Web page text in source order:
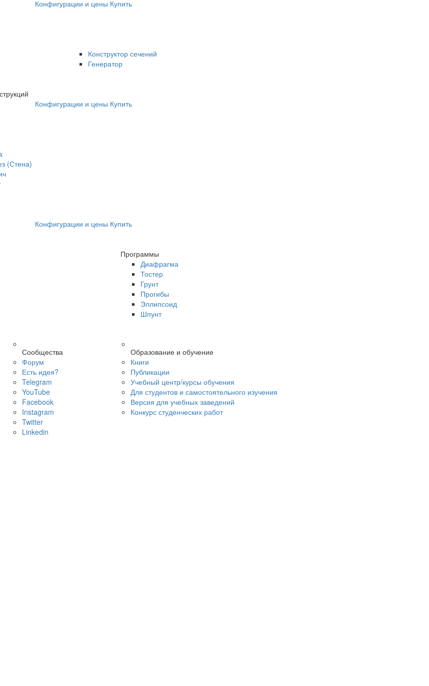
Конфигурации и цены Купить
Конструктор сечений
Генератор
Конфигурации и цены Купить
(Стена)
Конфигурации и цены Купить
Программы
Диафрагма
Тостер
Грунт
Прогибы
Эллипсоид
Шпунт
Сообщества
Форум
Есть идея?
Telegram
YouTube
Facebook
Instagram
Twitter
Linkedin
Образование и обучение
Книги
Публикации
Учебный центр/курсы обучения
Для студентов и самостоятельного изучения
Версия для учебных заведений
Конкурс студенческих работ